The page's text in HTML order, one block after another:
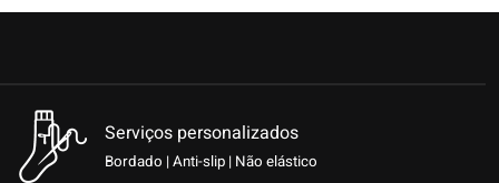
Serviços personalizados
Bordado | Anti-slip | Não elástico